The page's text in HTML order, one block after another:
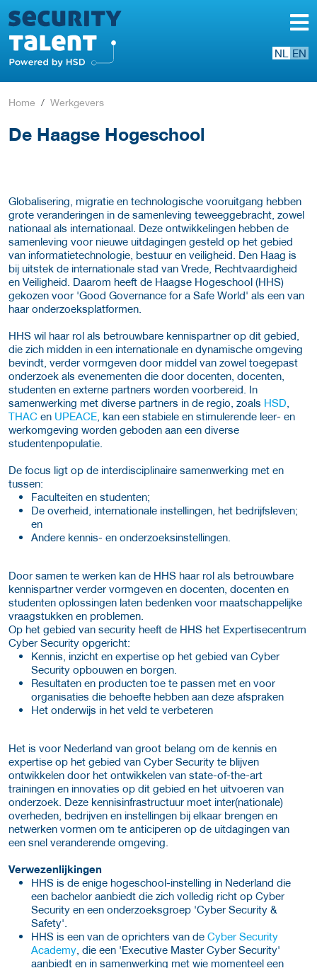
NL EN
Home Werkgevers
De Haagse Hogeschool
Globalisering, migratie en technologische vooruitgang hebben
grote veranderingen in de samenleving teweeggebracht, zowel
nationaal als internationaal. Deze ontwikkelingen hebben de
samenleving voor nieuwe uitdagingen gesteld op het gebied
van informatietechnologie, bestuur en veiligheid. Den Haag is
bij uitstek de internationale stad van Vrede, Rechtvaardigheid
en Veiligheid. Daarom heeft de Haagse Hogeschool (HHS)
gekozen voor 'Good Governance for a Safe World' als een van
haar onderzoeksplatformen.
HHS wil haar rol als betrouwbare kennispartner op dit gebied,
die zich midden in een internationale en dynamische omgeving
bevindt, verder vormgeven door middel van zowel toegepast
onderzoek als evenementen die door docenten, docenten,
studenten en externe partners worden voorbereid. In
samenwerking met diverse partners in de regio, zoals HSD
THAC en UPEACE , kan een stabiele en stimulerende leer- en
werkomgeving worden geboden aan een diverse
studentenpopulatie.
De focus ligt op de interdisciplinaire samenwerking met en
tussen:
Faculteiten en studenten;
De overheid, internationale instellingen, het bedrijfsleven;
en
Andere kennis- en onderzoeksinstellingen.
Door samen te werken kan de HHS haar rol als betrouwbare
kennispartner verder vormgeven en docenten, docenten en
studenten oplossingen laten bedenken voor maatschappelijke
vraagstukken en problemen.
Op het gebied van security heeft de HHS het Expertisecentrum
Cyber Security opgericht:
Kennis, inzicht en expertise op het gebied van Cyber
Security opbouwen en borgen.
Resultaten en producten toe te passen met en voor
organisaties die behoefte hebben aan deze afspraken
Het onderwijs in het veld te verbeteren
Het is voor Nederland van groot belang om de kennis en
expertise op het gebied van Cyber Security te blijven
ontwikkelen door het ontwikkelen van state-of-the-art
trainingen en innovaties op dit gebied en het uitvoeren van
onderzoek. Deze kennisinfrastructuur moet inter(nationale)
overheden, bedrijven en instellingen bij elkaar brengen en
netwerken vormen om te anticiperen op de uitdagingen van
een snel veranderende omgeving.
Verwezenlijkingen
HHS is de enige hogeschool-instelling in Nederland die
een bachelor aanbiedt die zich volledig richt op Cyber
Security en een onderzoeksgroep 'Cyber Security &
Safety'.
HHS is een van de oprichters van de Cyber Security
Academy , die een 'Executive Master Cyber Security'
aanbiedt en in samenwerking met wie momenteel een